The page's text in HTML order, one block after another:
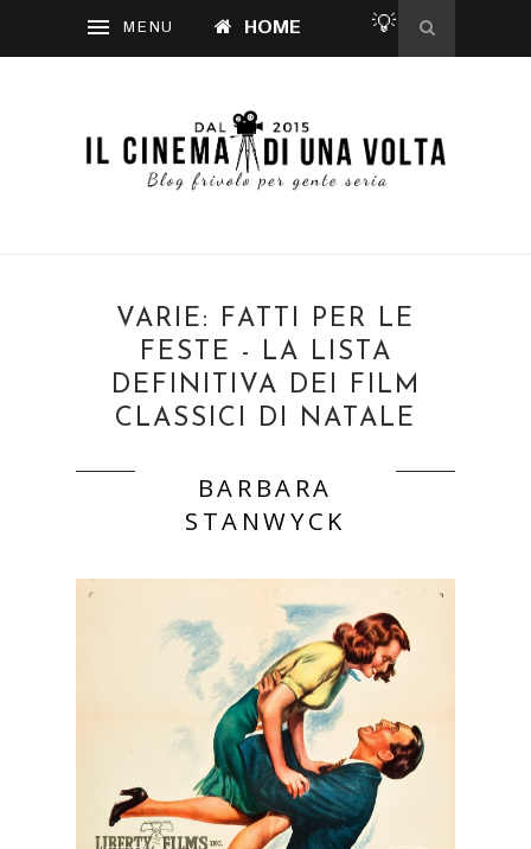
HOME 💡
VARIE: FATTI PER LE
FESTE - LA LISTA
DEFINITIVA DEI FILM
CLASSICI DI NATALE
BARBARA
STANWYCK